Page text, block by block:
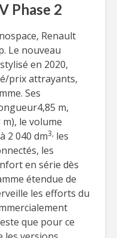
Phase 2
Renault
Le nouveau
en 2020,
prix attrayants,
Ses
m,
le volume
2 040 dm3, les
les
en série dès
étendue de
les efforts du
que pour ce